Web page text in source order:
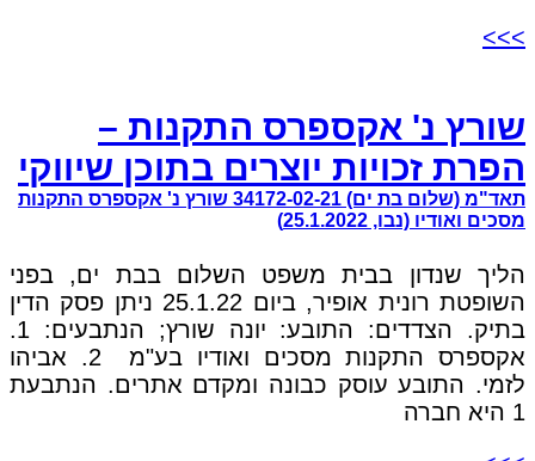
>>>
שורץ נ' אקספרס התקנות –
הפרת זכויות יוצרים בתוכן שיווקי
תאד"מ (שלום בת ים) 34172-02-21 שורץ נ' אקספרס התקנות
מסכים ואודיו (נבו, 25.1.2022)
הליך שנדון בבית משפט השלום בבת ים, בפני
השופטת רונית אופיר, ביום 25.1.22 ניתן פסק הדין
בתיק. הצדדים: התובע: יונה שורץ; הנתבעים: 1.
אקספרס התקנות מסכים ואודיו בע"מ 2. אביהו
לזמי. התובע עוסק כבונה ומקדם אתרים. הנתבעת
1 היא חברה